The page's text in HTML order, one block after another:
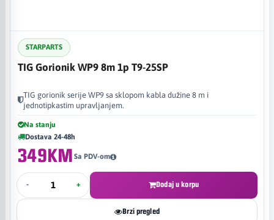
STARPARTS
TIG Gorionik WP9 8m 1p T9-25SP
TIG gorionik serije WP9 sa sklopom kabla dužine 8 m i
jednotipkastim upravljanjem.
Na stanju
Dostava 24-48h
349KM Sa PDV-om
- + Dodaj u korpu
Brzi pregled